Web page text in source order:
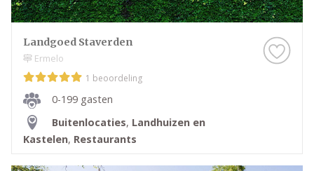
Landgoed Staverden
Ermelo
1 beoordeling
0-199 gasten
Buitenlocaties, Landhuizen en
Kastelen, Restaurants